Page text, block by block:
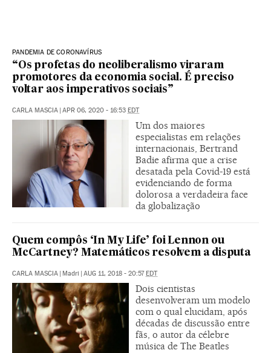
PANDEMIA DE CORONAVÍRUS
“Os profetas do neoliberalismo viraram
promotores da economia social. É preciso
voltar aos imperativos sociais”
CARLA MASCIA APR 06, 2020 - 16:53 EDT
Um dos maiores
especialistas em relações
internacionais, Bertrand
Badie afirma que a crise
desatada pela Covid-19 está
evidenciando de forma
dolorosa a verdadeira face
da globalização
Quem compôs ‘In My Life’ foi Lennon ou
McCartney? Matemáticos resolvem a disputa
CARLA MASCIA Madri AUG 11, 2018 - 20:57 EDT
Dois cientistas
desenvolveram um modelo
com o qual elucidam, após
décadas de discussão entre
fãs, o autor da célebre
música de The Beatles